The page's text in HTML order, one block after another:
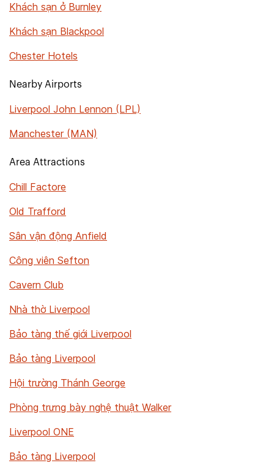
Khách sạn ở Burnley
Khách sạn Blackpool
Chester Hotels
Nearby Airports
Liverpool John Lennon (LPL)
Manchester (MAN)
Area Attractions
Chill Factore
Old Trafford
Sân vận động Anfield
Công viên Sefton
Cavern Club
Nhà thờ Liverpool
Bảo tàng thế giới Liverpool
Bảo tàng Liverpool
Hội trường Thánh George
Phòng trưng bày nghệ thuật Walker
Liverpool ONE
Bảo tàng Liverpool